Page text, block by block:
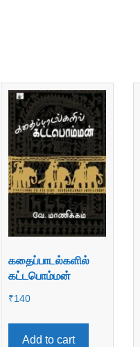
கதைப்பாடல்களில்
கட்டபொம்மன்
₹140
Add to cart